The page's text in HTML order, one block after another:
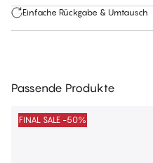
Einfache Rückgabe & Umtausch
Passende Produkte
FINAL SALE -50%